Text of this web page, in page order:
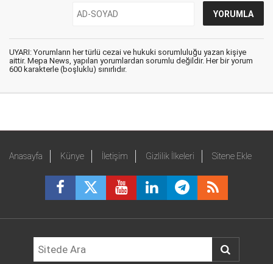
UYARI: Yorumların her türlü cezai ve hukuki sorumluluğu yazan kişiye
aittir. Mepa News, yapılan yorumlardan sorumlu değildir. Her bir yorum
600 karakterle (boşluklu) sınırlıdır.
Anasayfa Künye İletişim Gizlilik İlkeleri Sitene Ekle